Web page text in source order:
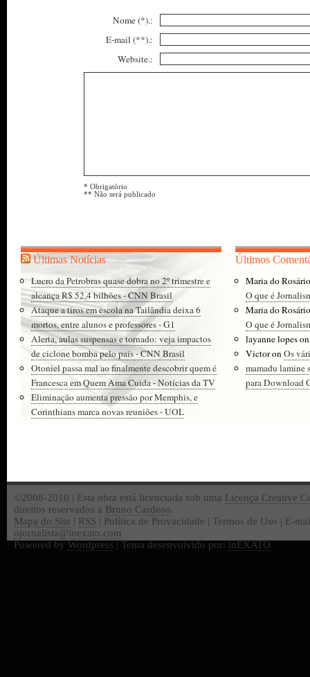
Nome (*).:
E-mail (**).:
Website.:
* Obrigatório
** Não será publicado
Últimas Notícias
Lucro da Petrobras quase dobra no 2º trimestre e
alcança R$ 52,4 bilhões - CNN Brasil
Ataque a tiros em escola na Tailândia deixa 6
mortos, entre alunos e professores - G1
Alerta, aulas suspensas e tornado: veja impactos
de ciclone bomba pelo país - CNN Brasil
Otoniel passa mal ao finalmente descobrir quem é
Francesca em Quem Ama Cuida - Notícias da TV
Eliminação aumenta pressão por Memphis, e
Corinthians marca novas reuniões - UOL
Últimos
Maria do
O que é
Maria do
O que é
layanne lopes
VictoronOs
mamadu lamine
para Download
©2008-2010 | Esta obra está licenciada sob uma Licença Creative
direitos reservados a Bruno Cardoso.
Mapa do Site | RSS | Política de Provacidade | Termos de Uso | E-
ojornalista@inexato.com
Powered by Wordpress | Tema desenvolvido por: inEXATO